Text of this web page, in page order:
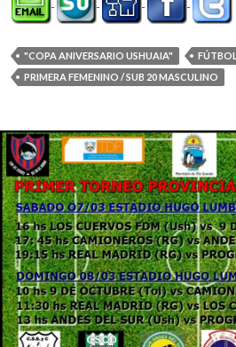
"COPA ANIVERSARIO USHUAIA" FÚTBOL
PRIMERA FEMENINO / SUB 20 MASCULINO